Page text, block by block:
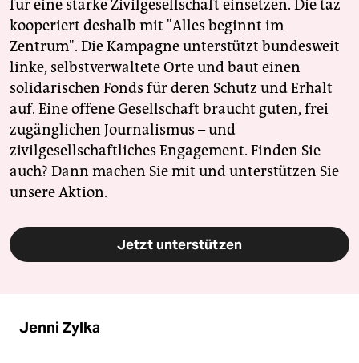
für eine starke Zivilgesellschaft einsetzen. Die taz
kooperiert deshalb mit "Alles beginnt im
Zentrum". Die Kampagne unterstützt bundesweit
linke, selbstverwaltete Orte und baut einen
solidarischen Fonds für deren Schutz und Erhalt
auf. Eine offene Gesellschaft braucht guten, frei
zugänglichen Journalismus – und
zivilgesellschaftliches Engagement. Finden Sie
auch? Dann machen Sie mit und unterstützen Sie
unsere Aktion.
Jetzt unterstützen
Jenni Zylka